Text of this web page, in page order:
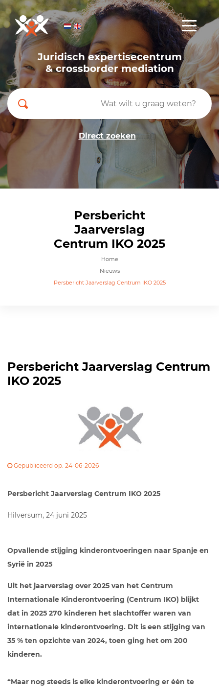
Juridisch expertisecentrum
& crossborder mediation
Direct zoeken
Persbericht
Jaarverslag
Centrum IKO 2025
Home
Nieuws
Persbericht Jaarverslag Centrum IKO 2025
Persbericht Jaarverslag Centrum
IKO 2025
Gepubliceerd op: 24-06-2026
Persbericht Jaarverslag Centrum IKO 2025
Hilversum, 24 juni 2025
Opvallende stijging kinderontvoeringen naar Spanje en
Syrië in 2025
Uit het jaarverslag over 2025 van het Centrum
Internationale Kinderontvoering (Centrum IKO) blijkt
dat in 2025 270 kinderen het slachtoffer waren van
internationale kinderontvoering. Dit is een stijging van
35 % ten opzichte van 2024, toen ging het om 200
kinderen.
“Maar nog steeds is elke kinderontvoering er één te